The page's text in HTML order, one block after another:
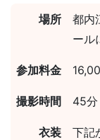
場所
都内
ール
参加料金
撮影時間 45分
衣装 下記